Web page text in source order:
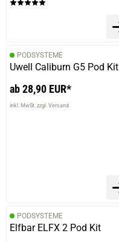
PODSYSTEME
Uwell Caliburn G5 Pod Kit
ab 28,90 EUR*
inkl. MwSt. zzgl. Versand
PODSYSTEME
Elfbar ELFX 2 Pod Kit